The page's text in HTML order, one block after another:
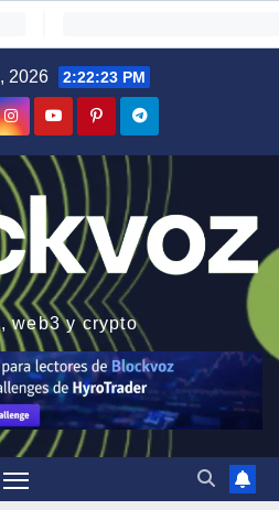
2026 2:22:24 PM
web3 y crypto